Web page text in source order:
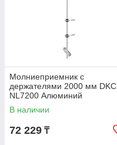
Молниеприемник с
держателями 2000 мм DKC
NL7200 Алюминий
В наличии
72 229 ₸